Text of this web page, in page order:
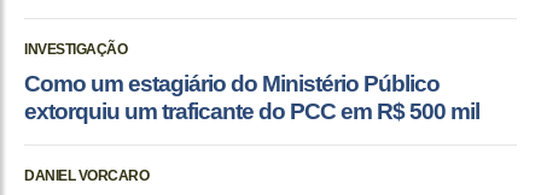
INVESTIGAÇÃO
Como um estagiário do Ministério Público
extorquiu um traficante do PCC em R$ 500 mil
DANIEL VORCARO